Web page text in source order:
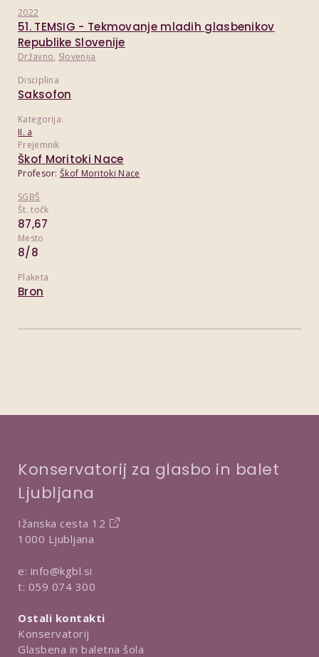
2022
51. TEMSIG - Tekmovanje mladih glasbenikov
Republike Slovenije
Državno, Slovenija
Disciplina
Saksofon
Kategorija:
II. a
Prejemnik
Škof Moritoki Nace
Profesor: Škof Moritoki Nace
SGBŠ
Št. točk
87,67
Mesto
8/8
Plaketa
Bron
Konservatorij za glasbo in balet
Ljubljana
Ižanska cesta 12
1000 Ljubljana
e: info@kgbl.si
t: 059 074 300
Ostali kontakti
Konservatorij
Glasbena in baletna šola